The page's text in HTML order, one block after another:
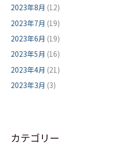
2023年8月 (12)
2023年7月 (19)
2023年6月 (19)
2023年5月 (16)
2023年4月 (21)
2023年3月 (3)
カテゴリー